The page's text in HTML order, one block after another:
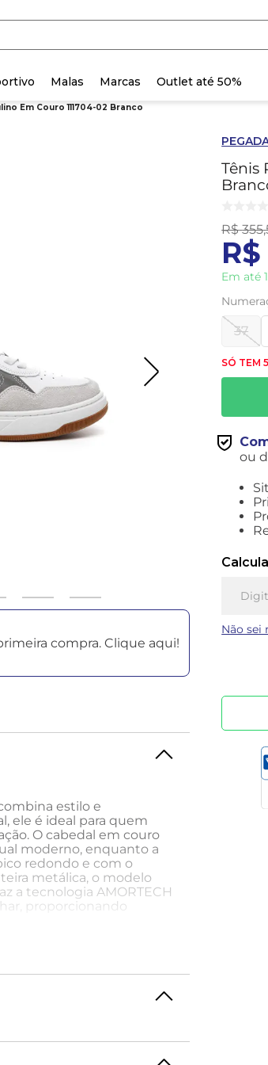
Malas Marcas Outlet até 50%
Em Couro 111704-02 Branco
compra. Clique aqui!
estilo e
ele é ideal para quem
O cabedal em couro
moderno, enquanto a
redondo e com o
metálica, o modelo
a tecnologia AMORTECH
proporcionando
com uma palmilha que se
mais leveza ao
Tênis
R$ 355,
R$
Em até
37
SÓ TEM
ou
Não sei